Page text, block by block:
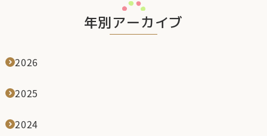
年別アーカイブ
2026
2025
2024